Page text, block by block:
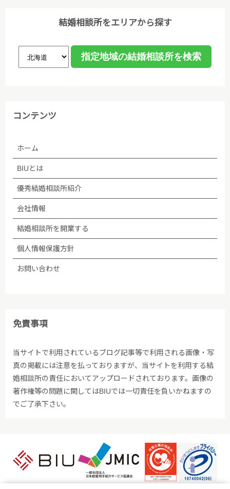
結婚相談所をエリアから探す
コンテンツ
ホーム
BIUとは
優秀結婚相談所紹介
会社情報
結婚相談所を開業する
個人情報保護方針
お問い合わせ
免責事項
当サイトで利用されているブログ記事等で利用される画像・写
真の掲載には注意を払っておりますが、当サイトを利用する結
婚相談所の責任においてアップロードされております。画像の
著作権等の問題に関してはBIUでは一切責任を負いかねますの
でご了承下さい。